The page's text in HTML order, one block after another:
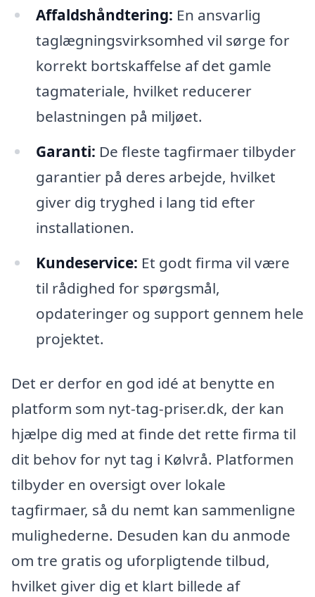
Affaldshåndtering: En ansvarlig
taglægningsvirksomhed vil sørge for
korrekt bortskaffelse af det gamle
tagmateriale, hvilket reducerer
belastningen på miljøet.
Garanti: De fleste tagfirmaer tilbyder
garantier på deres arbejde, hvilket
giver dig tryghed i lang tid efter
installationen.
Kundeservice: Et godt firma vil være
til rådighed for spørgsmål,
opdateringer og support gennem hele
projektet.
Det er derfor en god idé at benytte en
platform som nyt-tag-priser.dk, der kan
hjælpe dig med at finde det rette firma til
dit behov for nyt tag i Kølvrå. Platformen
tilbyder en oversigt over lokale
tagfirmaer, så du nemt kan sammenligne
mulighederne. Desuden kan du anmode
om tre gratis og uforpligtende tilbud,
hvilket giver dig et klart billede af